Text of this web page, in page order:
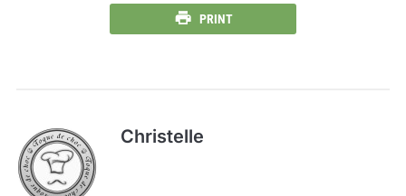
PRINT
Christelle